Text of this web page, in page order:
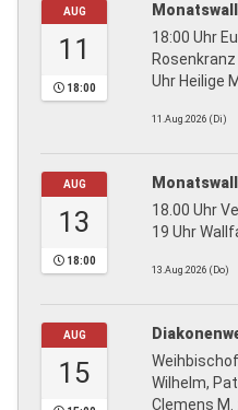
AUG
11
18:00
18:00 Uhr
Uhr Heilige
11.Aug.2026 (Di)
AUG
13
18:00
18.00 Uhr
19 Uhr
13.Aug.2026 (Do)
AUG
15
Wilhelm,
Clemens M.